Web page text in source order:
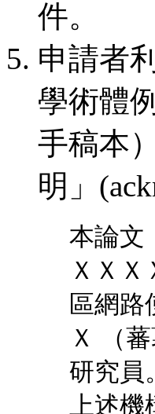
件。
申請者
學術體
手稿本
明」
本論文
ＸＸ
區網
Ｘ （
研究員
上述機